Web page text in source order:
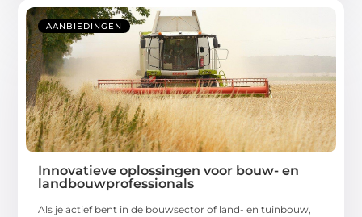
AANBIEDINGEN
Innovatieve oplossingen voor bouw- en
landbouwprofessionals
Als je actief bent in de bouwsector of land- en tuinbouw,